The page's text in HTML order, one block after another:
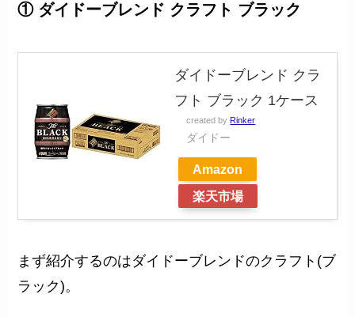
① ダイドーブレンド クラフト ブラック
ダイドーブレンド クラ
フト ブラック 1ケース
created by Rinker
ダイドー
Amazon
楽天市場
まず紹介するのはダイドーブレンドのクラフト(ブ
ラック)。